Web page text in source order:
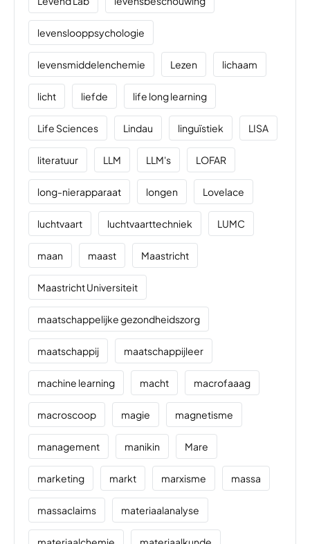
levenslooppsychologie
levensmiddelenchemie Lezen lichaam
licht liefde life long learning
Life Sciences Lindau linguïstiek LISA
literatuur LLM LLM's LOFAR
long-nierapparaat longen Lovelace
luchtvaart luchtvaarttechniek LUMC
maan maast Maastricht
Maastricht Universiteit
maatschappelijke gezondheidszorg
maatschappij maatschappijleer
machine learning macht macrofaaag
macroscoop magie magnetisme
management manikin Mare
marketing markt marxisme massa
massaclaims materiaalanalyse